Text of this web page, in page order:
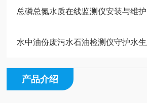
总磷总氮水质在线监测仪安装与维
水中油份废污水石油检测仪守护水生
产品介绍